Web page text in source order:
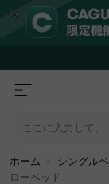
ここに入力して
ホーム シングル
ローベッド